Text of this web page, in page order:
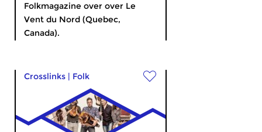
Folkmagazine over over Le
Vent du Nord (Quebec,
Canada).
Crosslinks | Folk